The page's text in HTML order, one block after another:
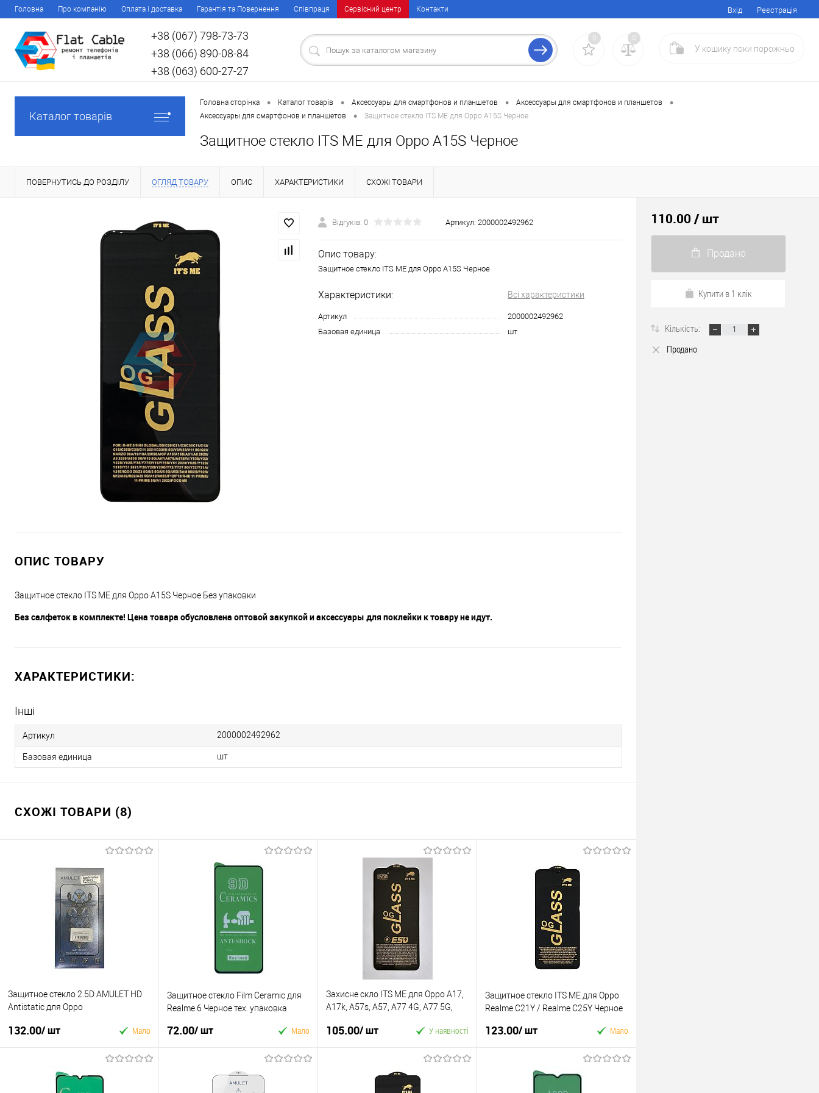
Головна Про компанію Оплата і доставка Гарантія та Повернення Співпраця Сервісний центр Контакти Вхід Реєстрація
+38 (067) 798-73-73
+38 (066) 890-08-84
+38 (063) 600-27-27
0 0
У кошику поки порожньо
Каталог товарів
Головна сторінка • Каталог товарів • Аксессуары для смартфонов и планшетов • Аксессуары для смартфонов и планшетов •
Аксессуары для смартфонов и планшетов • Защитное стекло ITS ME для Oppo A15S Черное
Защитное стекло ITS ME для Oppo A15S Черное
ПОВЕРНУТИСЬ ДО РОЗДІЛУ ОГЛЯД ТОВАРУ ОПИС ХАРАКТЕРИСТИКИ СХОЖІ ТОВАРИ
Відгуків: 0 Артикул: 2000002492962
Опис товару:
Защитное стекло ITS ME для Oppo A15S Черное
Характеристики: Всі характеристики
Артикул
2000002492962
Базовая единица
шт
ОПИС ТОВАРУ
Защитное стекло ITS ME для Oppo A15S Черное Без упаковки
Без салфеток в комплекте! Цена товара обусловлена оптовой закупкой и аксессуары для поклейки к товару не идут.
ХАРАКТЕРИСТИКИ:
Інші
Артикул 2000002492962
Базовая единица шт
СХОЖІ ТОВАРИ (8)
Защитное стекло 2.5D AMULET HD
Antistatic для Oppo
упаковке
132.00/ шт Мало
Защитное стекло Film Ceramic для
Realme 6 Черное тех. упаковка
72.00/ шт Мало
Захисне скло ITS ME для Oppo A17,
A17k, A57s, A57, A77 4G, A77 5G,
105.00/ шт У наявності
Защитное стекло ITS ME для Oppo
Realme C21Y / Realme C25Y Черное
123.00/ шт Мало
110.00 / шт
Продано
Купити в 1 клік
Кількість:
Продано